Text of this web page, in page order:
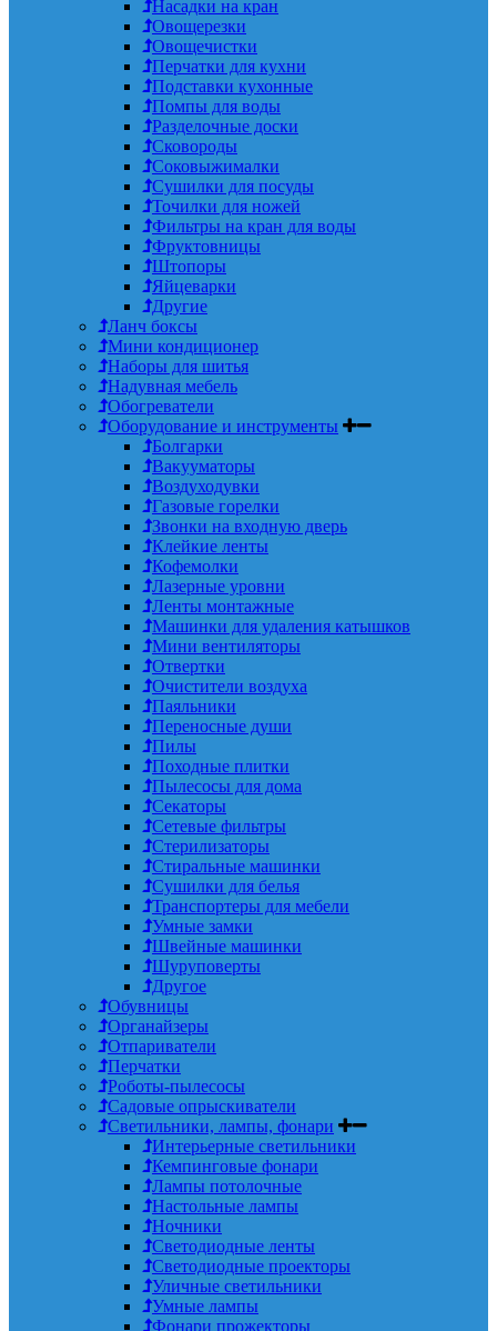
Насадки на кран
Овощерезки
Овощечистки
Перчатки для кухни
Подставки кухонные
Помпы для воды
Разделочные доски
Сковороды
Соковыжималки
Сушилки для посуды
Точилки для ножей
Фильтры на кран для воды
Фруктовницы
Штопоры
Яйцеварки
Другие
Ланч боксы
Мини кондиционер
Наборы для шитья
Надувная мебель
Обогреватели
Оборудование и инструменты
Болгарки
Вакууматоры
Воздуходувки
Газовые горелки
Звонки на входную дверь
Клейкие ленты
Кофемолки
Лазерные уровни
Ленты монтажные
Машинки для удаления катышков
Мини вентиляторы
Отвертки
Очистители воздуха
Паяльники
Переносные души
Пилы
Походные плитки
Пылесосы для дома
Секаторы
Сетевые фильтры
Стерилизаторы
Стиральные машинки
Сушилки для белья
Транспортеры для мебели
Умные замки
Швейные машинки
Шуруповерты
Другое
Обувницы
Органайзеры
Отпариватели
Перчатки
Роботы-пылесосы
Садовые опрыскиватели
Светильники, лампы, фонари
Интерьерные светильники
Кемпинговые фонари
Лампы потолочные
Настольные лампы
Ночники
Светодиодные ленты
Светодиодные проекторы
Уличные светильники
Умные лампы
Фонари прожекторы